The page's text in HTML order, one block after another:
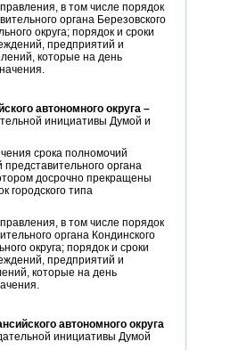
в том числе порядок
органа Березовского
округа; порядок и сроки
предприятий и
которые на день
автономного округа –
инициативы Думой и
срока полномочий
органа
досрочно прекращены
городского типа
в том числе порядок
органа Кондинского
округа; порядок и сроки
предприятий и
которые на день
автономного округа
инициативы Думой